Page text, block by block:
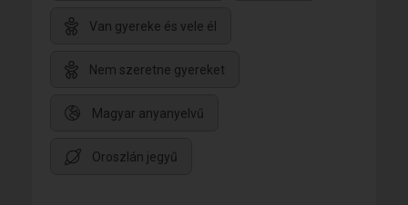
Van gyereke és vele él
Nem szeretne gyereket
Magyar anyanyelvű
Oroszlán jegyű